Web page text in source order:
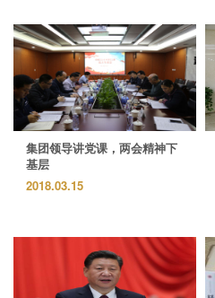
集团领导讲党课，两会精神下
基层
2018.03.15